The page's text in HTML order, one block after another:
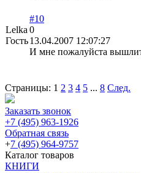
Lelka
Гость
#10
0
13.04.2007 12:07:27
И мне пожалуйста
Страницы: 1 2 3 4 5 ... 8 След.
Заказать звонок
+7 (495) 963-1926
Обратная связь
+7 (495) 964-9757
Каталог товаров
КНИГИ